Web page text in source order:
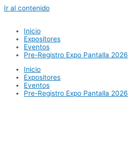
Ir al contenido
Inicio
Expositores
Eventos
Pre-Registro Expo Pantalla 2026
Inicio
Expositores
Eventos
Pre-Registro Expo Pantalla 2026